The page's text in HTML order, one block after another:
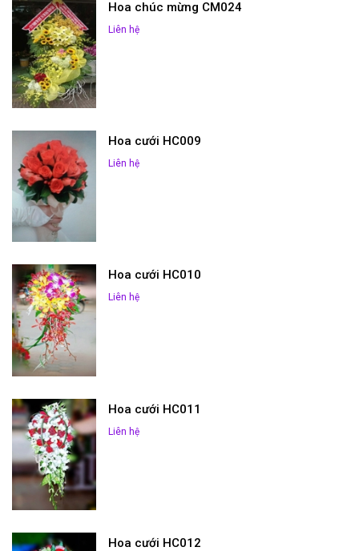
Hoa chúc mừng CM024
Liên hệ
Hoa cưới HC009
Liên hệ
Hoa cưới HC010
Liên hệ
Hoa cưới HC011
Liên hệ
Hoa cưới HC012